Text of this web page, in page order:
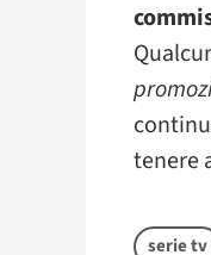
tenere
serie tv